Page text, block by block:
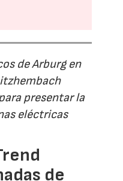
de Arburg en
presentar la
eléctricas
de